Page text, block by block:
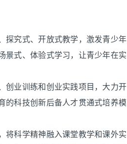
探究式、开放式教学，激发青少年
景式、体验式学习，让青少年在实
创业训练和创业实践项目，大力开
的科技创新后备人才贯通式培养模
将科学精神融入课堂教学和课外实